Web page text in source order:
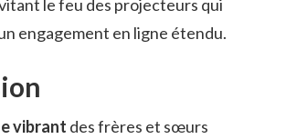
le feu des projecteurs qui
engagement en ligne étendu.
vibrant des frères et sœurs